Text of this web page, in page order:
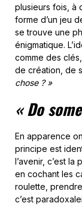
plusieurs fois, à
forme d’un jeu
se trouve une
énigmatique.
comme des
de création, de
chose ? »
« Do
En apparence
principe est
l’avenir, c’est
en cochant les
roulette,
c’est